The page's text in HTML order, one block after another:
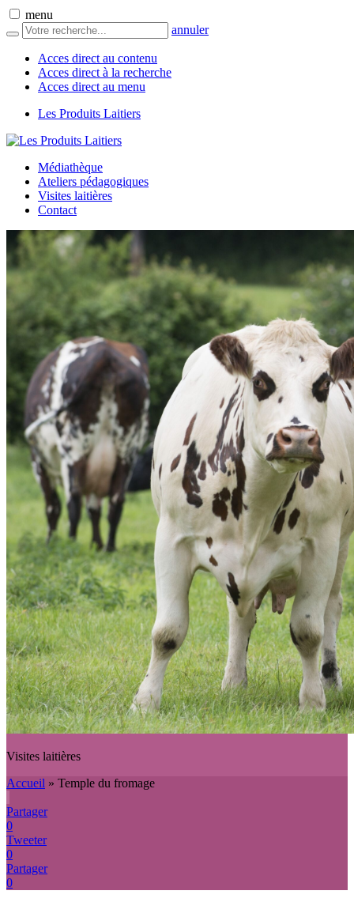
menu
annuler
Acces direct au contenu
Acces direct à la recherche
Acces direct au menu
Les Produits Laitiers
Médiathèque
Ateliers pédagogiques
Visites laitières
Contact
Visites laitières
Accueil » Temple du fromage
Partager
0
Tweeter
0
Partager
0